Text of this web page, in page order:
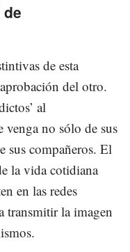
de esta
del otro.
al
venga no sólo de sus
sus compañeros. El
la vida cotidiana
en las redes
transmitir la imagen